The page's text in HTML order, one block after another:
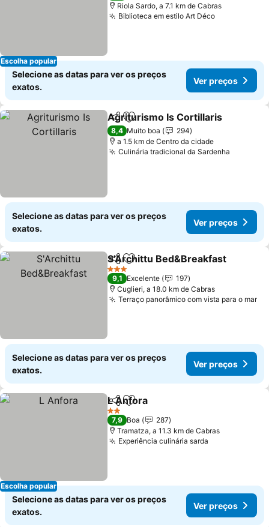
Escolha popular
Riola Sardo, a 7.1 km de Cabras
Biblioteca em estilo Art Déco
Selecione as datas para ver os preços
exatos.
Ver preços
PartilharAdicionar aos favoritos
Agriturismo Is Cortillaris
8,4 Muito boa
294
a 1.5 km de Centro da cidade
Culinária tradicional da Sardenha
Selecione as datas para ver os preços
exatos.
Ver preços
PartilharAdicionar aos favoritos
S'Archittu Bed&Breakfast
3 Estrelas
9,1 Excelente
197
Cuglieri, a 18.0 km de Cabras
Terraço panorâmico com vista para o mar
Selecione as datas para ver os preços
exatos.
Ver preços
Escolha popular
PartilharAdicionar aos favoritos
L Anfora
2 Estrelas
7,9 Boa
287
Tramatza, a 11.3 km de Cabras
Experiência culinária sarda
Selecione as datas para ver os preços
exatos.
Ver preços